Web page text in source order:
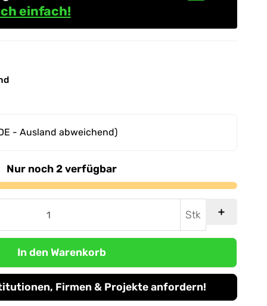
einfach!
- Ausland abweichend)
Nur noch 2 verfügbar
Stk
In den Warenkorb
Firmen & Projekte anfordern!